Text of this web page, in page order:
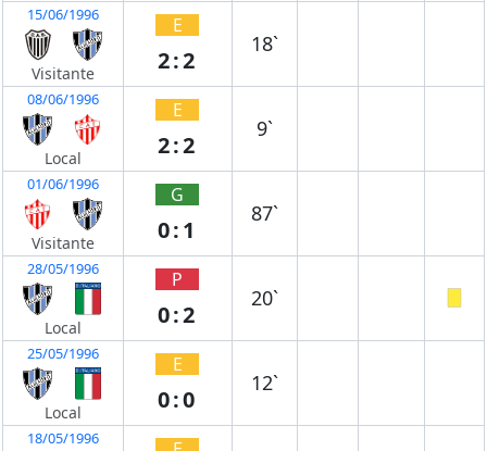
15/06/1996
Visitante
E
2:2
18`
08/06/1996
Local
E
2:2
9`
01/06/1996
Visitante
G
0:1
87`
28/05/1996
Local
P
0:2
20`
25/05/1996
Local
E
0:0
12`
18/05/1996